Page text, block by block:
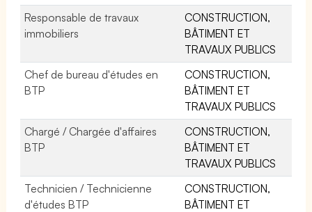
Responsable de travaux
immobiliers
CONSTRUCTION,
BÂTIMENT ET
TRAVAUX PUBLICS
Chef de bureau d'études en
BTP
CONSTRUCTION,
BÂTIMENT ET
TRAVAUX PUBLICS
Chargé / Chargée d'affaires
BTP
CONSTRUCTION,
BÂTIMENT ET
TRAVAUX PUBLICS
Technicien / Technicienne
d'études BTP
CONSTRUCTION,
BÂTIMENT ET